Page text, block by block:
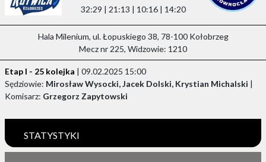
32:29 | 21:13 | 10:16 | 14:20
Hala Milenium, ul. Łopuskiego 38, 78-100 Kołobrzeg
Mecz nr 225, Widzowie: 1210
Etap I - 25 kolejka | 09.02.2025 15:00
Sędziowie: Mirosław Wysocki, Jacek Dolski, Krystian Michalski |
Komisarz: Grzegorz Zapytowski
STATYSTYKI